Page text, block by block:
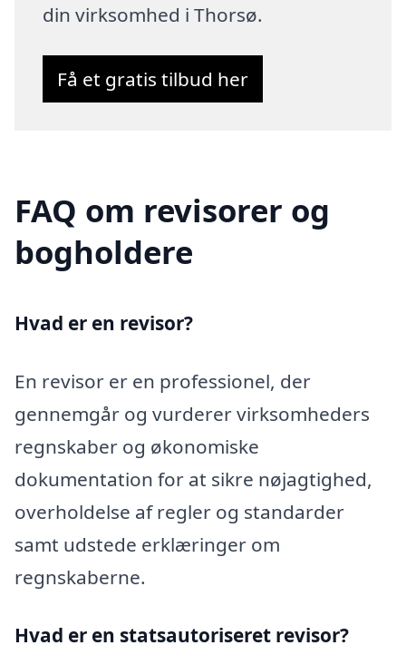
din virksomhed i Thorsø.
Få et gratis tilbud her
FAQ om revisorer og
bogholdere
Hvad er en revisor?
En revisor er en professionel, der
gennemgår og vurderer virksomheders
regnskaber og økonomiske
dokumentation for at sikre nøjagtighed,
overholdelse af regler og standarder
samt udstede erklæringer om
regnskaberne.
Hvad er en statsautoriseret revisor?